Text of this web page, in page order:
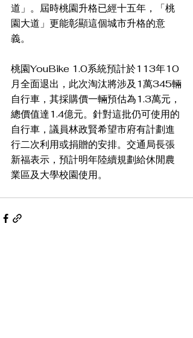
道」。屆時桃園升格已經十五年，「桃
園大道」更能彰顯這個城市升格的意
義。
桃園YouBike 1.0系統預計於113年10
月全面退出，此次淘汰將涉及1萬345輛
自行車，其採購價一輛預估為1.3萬元，
總價值達1.4億元。針對這批仍可使用的
自行車，議員林政賢希望市府有計劃進
行二次利用或捐贈的安排。交通局長張
新福表示，預計明年陸續規劃給休閒農
業區及大學校園使用。